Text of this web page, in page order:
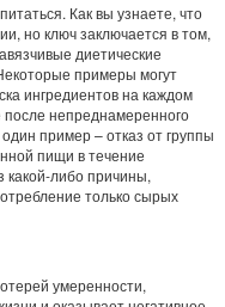
Как вы узнаете, что
но ключ заключается в том,
диетические
примеры могут
ингредиентов на каждом
после непреднамеренного
пример – отказ от группы
пищи в течение
какой-либо причины,
только сырых
умеренности,